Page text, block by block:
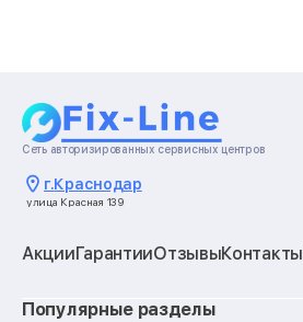
Сеть авторизированных сервисных центров
г.Краснодар
улица Красная 139
АкцииГарантииОтзывыКонтакты
Популярные разделы